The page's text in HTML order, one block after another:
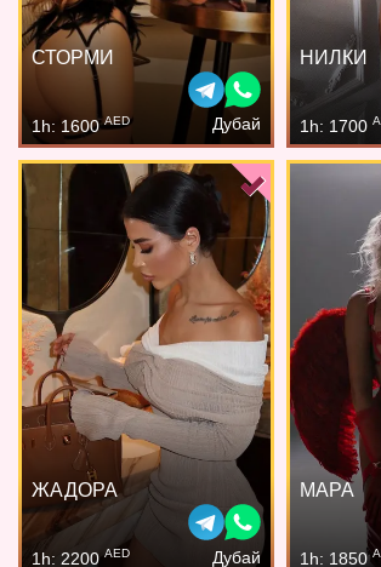
СТОРМИ
1h: 1600AED Дубай
НИЛКИ
1h: 1700
ЖАДОРА
1h: 2200AED Дубай
МАРА
1h: 1850